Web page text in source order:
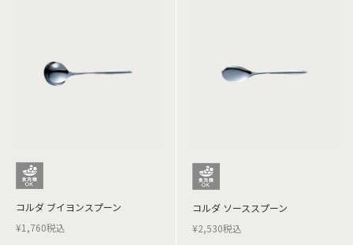
コルダ ブイヨンスプーン
¥1,760税込
コルダ ソーススプーン
¥2,530税込